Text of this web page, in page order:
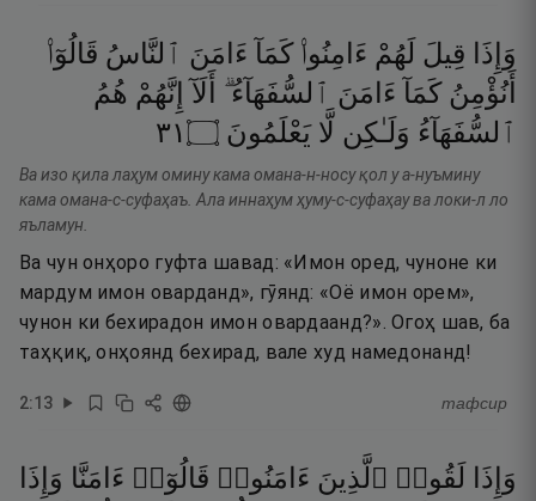
وَإِذَا قِيلَ لَهُمْ ءَامِنُوا۟ كَمَآ ءَامَنَ ٱلنَّاسُ قَالُوٓا۟
أَنُؤْمِنُ كَمَآ ءَامَنَ ٱلسُّفَهَآءُ ۗ أَلَآ إِنَّهُمْ هُمُ
ٱلسُّفَهَآءُ وَلَـٰكِن لَّا يَعْلَمُونَ ۝١٣
Ва изо қила лаҳум омину кама омана-н-носу қол у а-нуъмину
кама омана-с-суфаҳаъ. Ала иннаҳум ҳуму-с-суфаҳау ва локи-л ло
яъламун.
Ва чун онҳоро гуфта шавад: «Имон оред, чуноне ки
мардум имон оварданд», гӯянд: «Оё имон орем»,
чунон ки бехирадон имон овардаанд?». Огоҳ шав, ба
таҳқиқ, онҳоянд бехирад, вале худ намедонанд!
2:13 тафсир
وَإِذَا لَقُوا۟ ٱلَّذِينَ ءَامَنُوا۟ قَالُوٓا۟ ءَامَنَّا وَإِذَا